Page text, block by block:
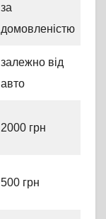
за
домовленістю
залежно від
авто
2000 грн
500 грн